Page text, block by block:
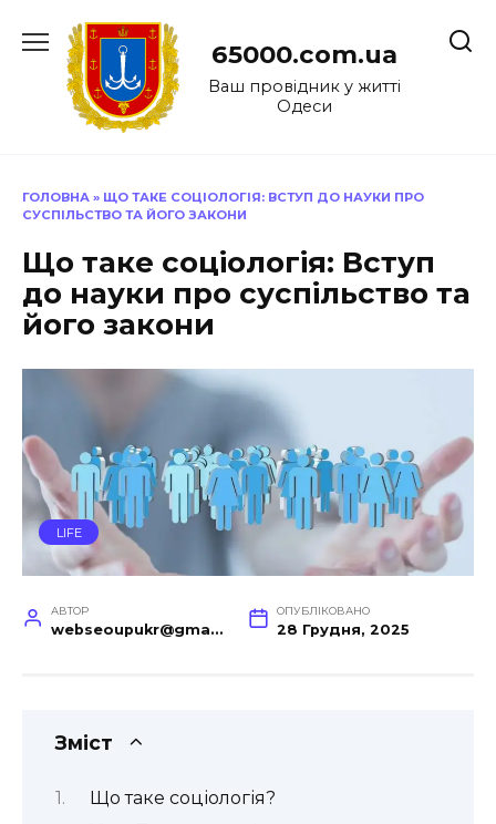
до
65000.com.ua
Ваш провідник у житті
Одеси
ГОЛОВНА » ЩО ТАКЕ СОЦІОЛОГІЯ: ВСТУП ДО НАУКИ ПРО
СУСПІЛЬСТВО ТА ЙОГО ЗАКОНИ
Що таке соціологія: Вступ
до науки про суспільство та
його закони
LIFE
АВТОР
webseoupukr@gmail.com
ОПУБЛІКОВАНО
28 Грудня, 2025
Зміст
Що таке соціологія?